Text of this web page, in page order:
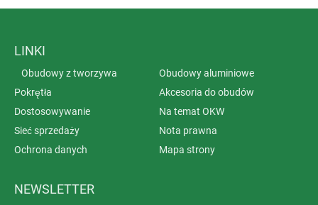
LINKI
Obudowy z tworzywa
Obudowy aluminiowe
Pokrętła
Akcesoria do obudów
Dostosowywanie
Na temat OKW
Sieć sprzedaży
Nota prawna
Ochrona danych
Mapa strony
NEWSLETTER